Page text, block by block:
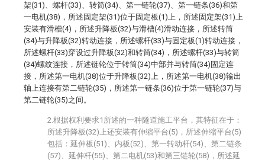
架(31)、螺杆(33)、转筒(34)、第一链轮(37)、第一链条(36)和第
一电机(38)，所述固定架(31)位于固定板(1)上，所述固定架(31)上
安装有滑槽(4)，所述升降板(32)与滑槽(4)滑动连接，所述转筒
(34)与升降板(32)转动连接，所述螺杆(33)与固定板(1)转动连接，
所述螺杆(33)穿设过升降板(32)和转筒(34)，所述螺杆(33)与转筒
(34)螺纹连接，所述链轮位于转筒(34)中部并与转筒(34)固定连
接，所述第一电机(38)位于升降板(32)上，所述第一电机(38)输出
轴上连接有第二链轮(35)，所述第一链条(36)位于第一链轮(37)与
第二链轮(35)之间。
2.根据权利要求1所述的一种隧道施工平台，其特征在于：
所述升降板(32)上还安装有伸缩平台(5)，所述伸缩平台(5)
包括：延伸板(51)、内板(52)、第一转动杆(54)、第二链条
(57)、延伸杆(55)、第二电机(53)和第三链轮(58)，所述延